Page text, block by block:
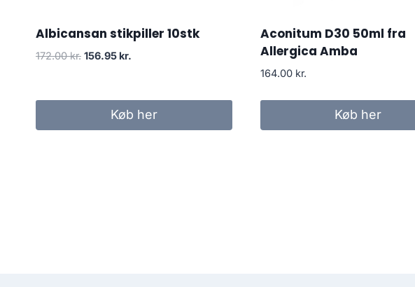
Albicansan stikpiller 10stk
172.00kr. Den
var:
172.00 kr..
156.95 kr.
er:
156.95 kr..
Køb her
Aconitum D30 50ml fra
Allergica Amba
164.00 kr.
Køb her